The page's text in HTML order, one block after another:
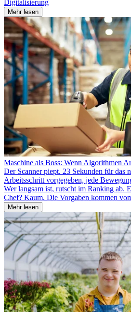
Digitalisierung
Mehr lesen
Maschine als Boss: Wenn Algorithmen
Der Scanner piept. 23 Sekunden für das
Arbeitsschritt vorgegeben, jede
Wer langsam ist, rutscht im Ranking ab.
Chef? Kaum. Die Vorgaben kommen
Mehr lesen